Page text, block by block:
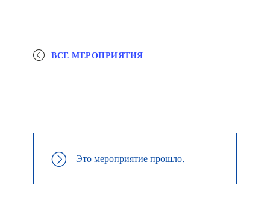
ВСЕ МЕРОПРИЯТИЯ
Это мероприятие прошло.